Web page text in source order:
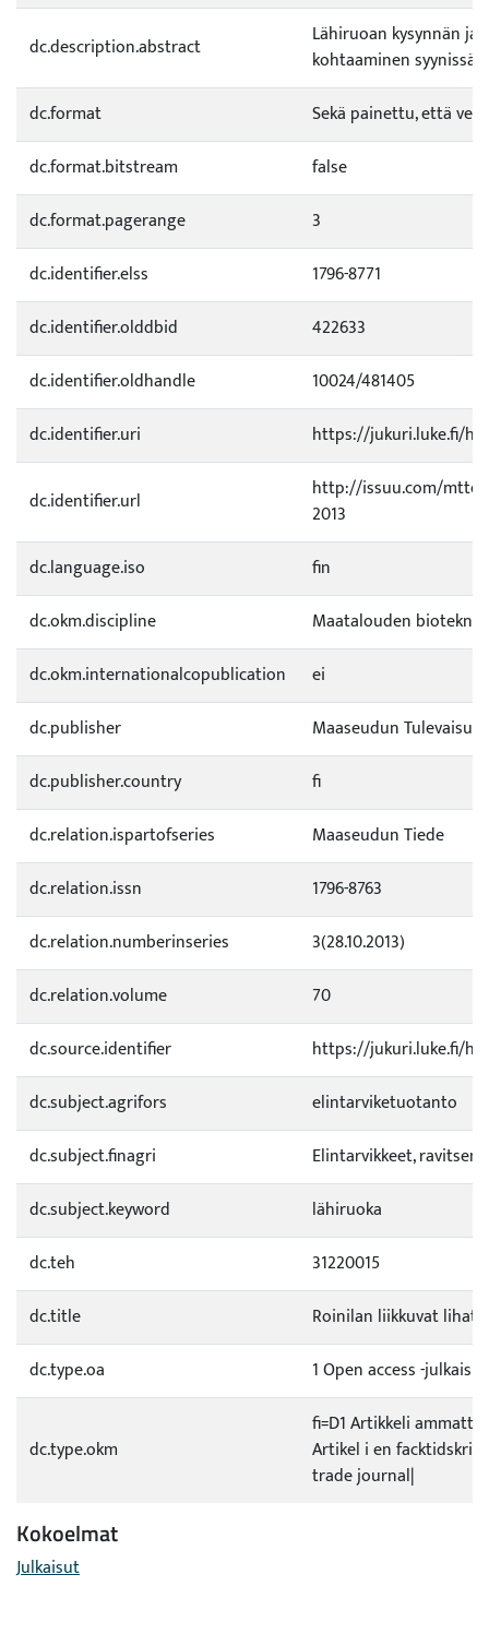
dc.description.abstract
Lähiruoan kysynnän ja
kohtaaminen syynissä
dc.format
Sekä painettu, että
dc.format.bitstream
false
dc.format.pagerange
3
dc.identifier.elss
1796-8771
dc.identifier.olddbid
422633
dc.identifier.oldhandle
10024/481405
dc.identifier.uri
https://jukuri.luke.fi/
dc.identifier.url
http://issuu.com/
2013
dc.language.iso
fin
dc.okm.discipline
Maatalouden
dc.okm.internationalcopublication
ei
dc.publisher
Maaseudun Tulevaisuus
dc.publisher.country
fi
dc.relation.ispartofseries
Maaseudun Tiede
dc.relation.issn
1796-8763
dc.relation.numberinseries
3(28.10.2013)
dc.relation.volume
70
dc.source.identifier
https://jukuri.luke.fi/
dc.subject.agrifors
elintarviketuotanto
dc.subject.finagri
Elintarvikkeet,
dc.subject.keyword
lähiruoka
dc.teh
31220015
dc.title
Roinilan liikkuvat
dc.type.oa
1 Open access -julkaisu
dc.type.okm
fi=D1 Artikkeli
Artikel i en
trade journal|
Kokoelmat
Julkaisut